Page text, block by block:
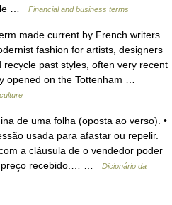
…
Financial and business terms
made current by French writers
fashion for artists, designers
past styles, often very recent
opened on the Tottenham …
de uma folha (oposta ao verso). •
usada para afastar ou repelir.
a cláusula de o vendedor poder
preço recebido.… …
Dicionário da